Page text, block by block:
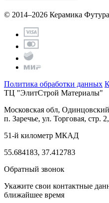
© 2014–2026 Керамика Футура
Политика обработки данных
ТЦ "ЭлитСтрой Материалы"
Московская обл,
п. Заречье, ул. Торговая, стр.
51-й километр МКАД
55.684183, 37.412783
Обратный звонок
Укажите свои контактные
ближайшее время